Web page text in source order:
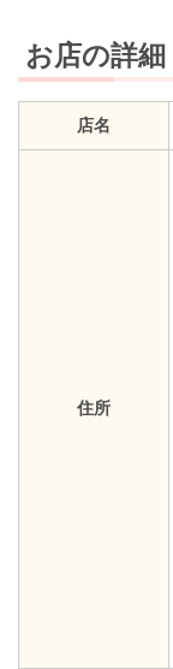
お店の詳細
店名
住所